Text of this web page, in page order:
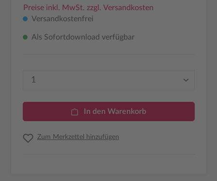
Preise inkl. MwSt. zzgl. Versandkosten
Versandkostenfrei
Als Sofortdownload verfügbar
Produkt Anzahl: Gib den gewünschten
In den Warenkorb
Zum Merkzettel hinzufügen